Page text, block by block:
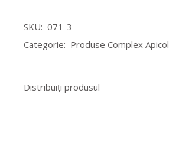
SKU: 071-3
Categorie: Produse Complex Apicol
Distribuiți produsul